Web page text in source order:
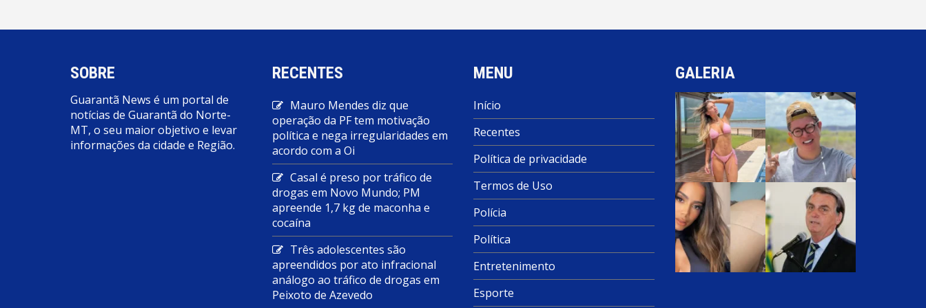
SOBRE
Guarantã News é um portal de
notícias de Guarantã do Norte-
MT, o seu maior objetivo e levar
informações da cidade e Região.
RECENTES
Mauro Mendes diz que
operação da PF tem motivação
política e nega irregularidades em
acordo com a Oi
Casal é preso por tráfico de
drogas em Novo Mundo; PM
apreende 1,7 kg de maconha e
cocaína
Três adolescentes são
apreendidos por ato infracional
análogo ao tráfico de drogas em
Peixoto de Azevedo
MENU
Início
Recentes
Política de privacidade
Termos de Uso
Polícia
Política
Entretenimento
Esporte
GALERIA